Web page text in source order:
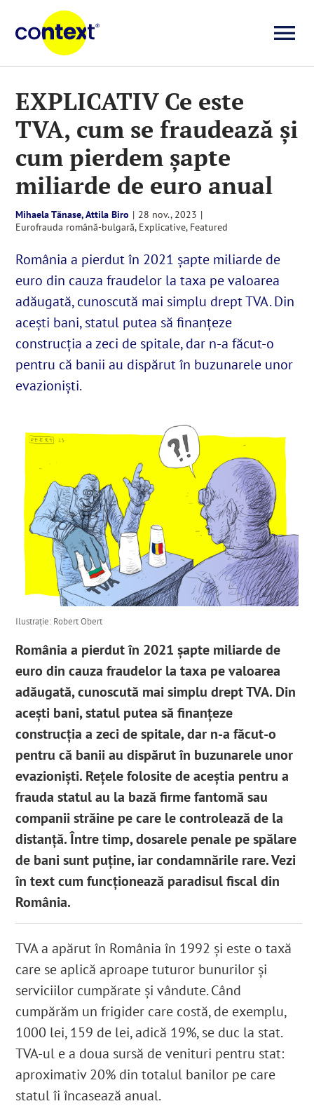
content
Știri
Explicative
Seriale
Video
Despre noi
English
Cautare...
EXPLICATIV Ce este
TVA, cum se fraudează și
cum pierdem șapte
miliarde de euro anual
Mihaela Tănase, Attila Biro | 28 nov., 2023 |
Eurofrauda română-bulgară, Explicative, Featured
România a pierdut în 2021 șapte miliarde de
euro din cauza fraudelor la taxa pe valoarea
adăugată, cunoscută mai simplu drept TVA. Din
acești bani, statul putea să finanțeze
construcția a zeci de spitale, dar n-a făcut-o
pentru că banii au dispărut în buzunarele unor
evazioniști.
Ilustrație: Robert Obert
România a pierdut în 2021 șapte miliarde de
euro din cauza fraudelor la taxa pe valoarea
adăugată, cunoscută mai simplu drept TVA. Din
acești bani, statul putea să finanțeze
construcția a zeci de spitale, dar n-a făcut-o
pentru că banii au dispărut în buzunarele unor
evazioniști. Rețele folosite de aceștia pentru a
frauda statul au la bază firme fantomă sau
companii străine pe care le controlează de la
distanță. Între timp, dosarele penale pe spălare
de bani sunt puține, iar condamnările rare. Vezi
în text cum funcționează paradisul fiscal din
România.
TVA a apărut în România în 1992 și este o taxă
care se aplică aproape tuturor bunurilor și
serviciilor cumpărate și vândute. Când
cumpărăm un frigider care costă, de exemplu,
1000 lei, 159 de lei, adică 19%, se duc la stat.
TVA-ul e a doua sursă de venituri pentru stat:
aproximativ 20% din totalul banilor pe care
statul îi încasează anual.